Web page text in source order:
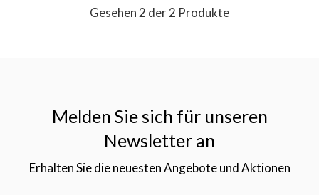
Gesehen 2 der 2 Produkte
Melden Sie sich für unseren
Newsletter an
Erhalten Sie die neuesten Angebote und Aktionen